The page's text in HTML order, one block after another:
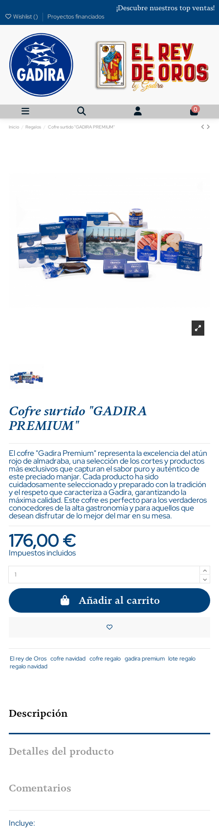
¡Descubre nuestros top ventas!
Wishlist () Proyectos financiados
0
Inicio Regalos Cofre surtido "GADIRA PREMIUM"
Cofre surtido "GADIRA
PREMIUM"
El cofre "Gadira Premium" representa la excelencia del atún
rojo de almadraba, una selección de los cortes y productos
más exclusivos que capturan el sabor puro y auténtico de
este preciado manjar. Cada producto ha sido
cuidadosamente seleccionado y preparado con la tradición
y el respeto que caracteriza a Gadira, garantizando la
máxima calidad. Este cofre es perfecto para los verdaderos
conocedores de la alta gastronomía y para aquellos que
desean disfrutar de lo mejor del mar en su mesa.
176,00 €
Impuestos incluidos
Añadir al carrito
El rey de Oros cofre navidad cofre regalo gadira premium lote regalo
regalo navidad
Descripción
Detalles del producto
Comentarios
Incluye: